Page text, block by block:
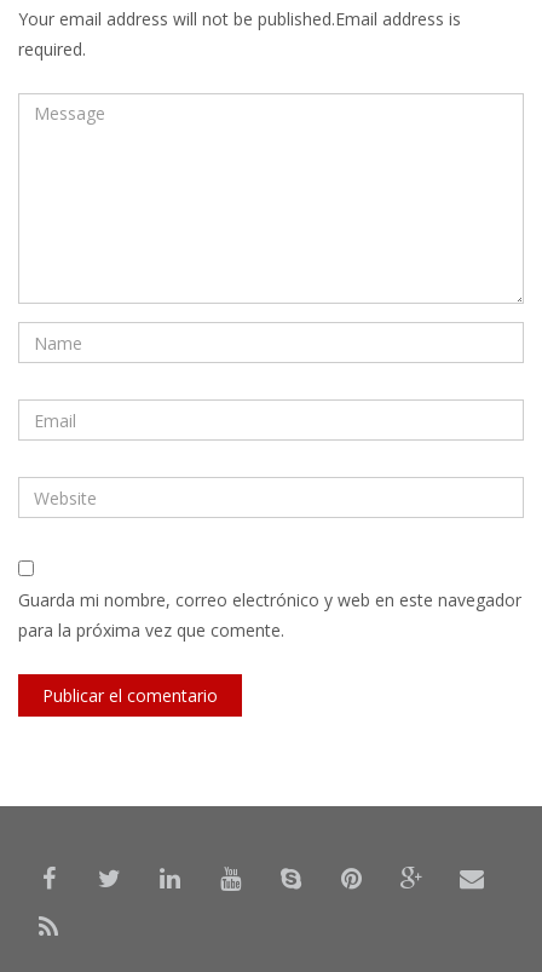
Your email address will not be published.Email address is
required.
Guarda mi nombre, correo electrónico y web en este navegador
para la próxima vez que comente.